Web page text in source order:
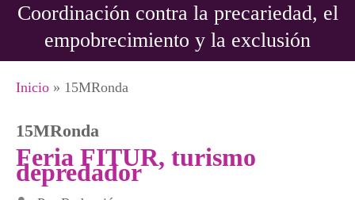
Coordinación contra la precariedad, el
empobrecimiento y la exclusión
Se encuentra usted aquí
Inicio » 15MRonda
15MRonda
Feria FITUR, turismo
depredador